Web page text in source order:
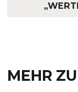
MEHR